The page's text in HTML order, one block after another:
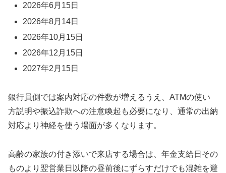
2026年6月15日
2026年8月14日
2026年10月15日
2026年12月15日
2027年2月15日
銀行員側では案内対応の件数が増えるうえ、ATMの使い
方説明や振込詐欺への注意喚起も必要になり、通常の出納
対応より神経を使う場面が多くなります。
高齢の家族の付き添いで来店する場合は、年金支給日その
ものより翌営業日以降の昼前後にずらすだけでも混雑を避